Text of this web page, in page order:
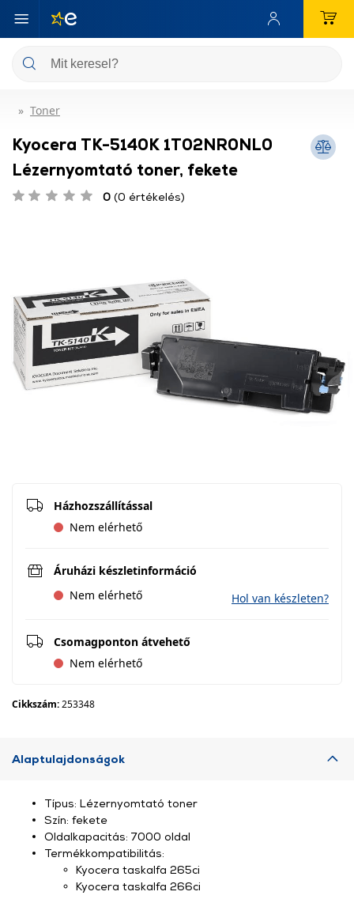
Toner
Kyocera TK-5140K 1T02NR0NL0
Lézernyomtató toner, fekete
0 (0 értékelés)
Házhozszállítással
Nem elérhető
Áruházi készletinformáció
Nem elérhető
Hol van készleten?
Csomagponton átvehető
Nem elérhető
Cikkszám:253348
Alaptulajdonságok
Típus: Lézernyomtató toner
Szín: fekete
Oldalkapacitás: 7000 oldal
Termékkompatibilitás:
Kyocera taskalfa 265ci
Kyocera taskalfa 266ci